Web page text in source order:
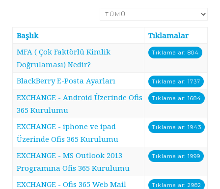
Görüntüleme Sayısı
Başlık
Tıklamalar
MFA ( Çok Faktörlü Kimlik
Doğrulaması) Nedir?
Tıklamalar: 804
BlackBerry E-Posta Ayarları Tıklamalar: 1737
EXCHANGE - Android Üzerinde Ofis
365 Kurulumu
Tıklamalar: 1684
EXCHANGE - iphone ve ipad
Üzerinde Ofis 365 Kurulumu
Tıklamalar: 1943
EXCHANGE - MS Outlook 2013
Programına Ofis 365 Kurulumu
Tıklamalar: 1999
EXCHANGE - Ofis 365 Web Mail
Tıklamalar: 2982